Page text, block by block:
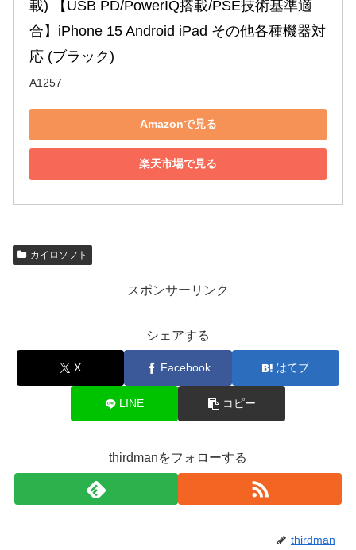
載) 【USB PD/PowerIQ搭載/PSE技術基準適
合】iPhone 15 Android iPad その他各種機器対
応 (ブラック)
A1257
Amazonで見る
楽天市場で見る
カイロソフト
スポンサーリンク
シェアする
X Facebook はてブ
LINE コピー
thirdmanをフォローする
thirdman